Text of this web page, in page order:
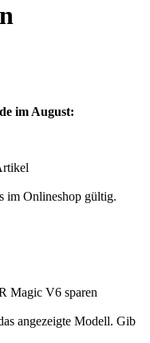
im August:
im Onlineshop gültig.
Magic V6 sparen
angezeigte Modell. Gib